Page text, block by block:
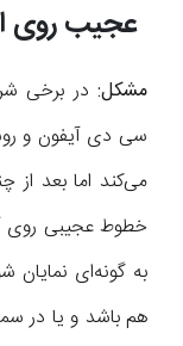
عجیب روی
مشکل: در برخی
سی دی آیفون و
می‌کند اما بعد
خطوط عجیبی روی
به گونه‌ای
هم باشد و یا در